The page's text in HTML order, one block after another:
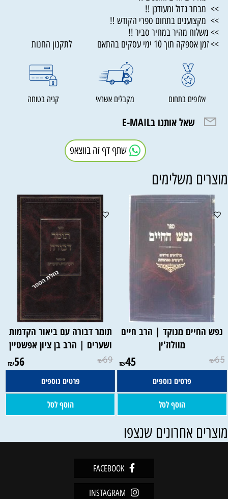
>> מבחר גדול ומעודכן !!
>> מקצוענים בתחום ספרי הקודש !!
>> משלוח מהיר במחיר סביר !!
>> זמן אספקה תוך 10 ימי עסקים בהתאם לתקנון החנות
אלופים בתחום מקבלים אשראי קניה בטוחה
שאל אותנו בE-MAIL
שתף דף זה בווצאפ
משלימים
נפש החיים מנוקד | הרב חיים
מוולוז'ין
₪65
₪45
פרטים נוספים
הוסף לסל
תומר דבורה עם ביאור הקדמות
ושערים | הרב בן ציון אפשטיין
₪69
₪56
פרטים נוספים
הוסף לסל
אחרונים שנצפו
FACEBOOK
INSTAGRAM